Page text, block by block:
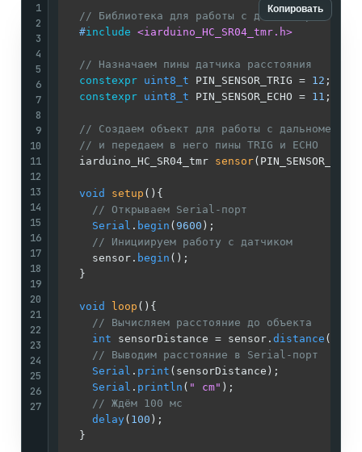
Копировать
1
2
3
4
5
6
7
8
9
10
11
12
13
14
15
16
17
18
19
20
21
22
23
24
25
26
27
// Библиотека для работы с дальномером
#include <iarduino_HC_SR04_tmr.h>
// Назначаем пины датчика расстояния
constexpr uint8_t PIN_SENSOR_TRIG = 12 ;
constexpr uint8_t PIN_SENSOR_ECHO = 11 ;
// Создаем объект для работы с дальномером
// и передаем в него пины TRIG и ECHO
iarduino_HC_SR04_tmr sensor
void setup () {
// Открываем Serial-порт
Serial . begin ( 9600 );
// Инициируем работу с датчиком
    sensor.
begin ();
  }
void loop () {
// Вычисляем расстояние до объекта
int sensorDistance = sensor. distance ();
// Выводим расстояние в Serial-порт
Serial . print (sensorDistance);
Serial . println ( " cm" );
// Ждём 100 мс
delay( 100 );